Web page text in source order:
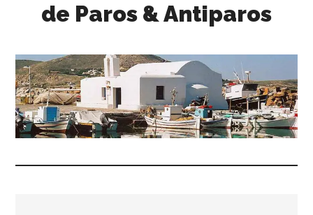
de Paros & Antiparos
development
for
Paros
&
Antiparos